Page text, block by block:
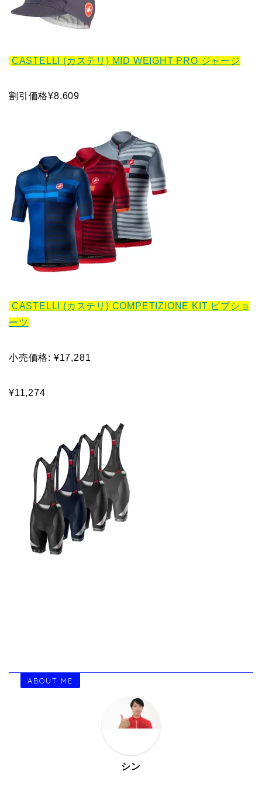
CASTELLI (カステリ) MID WEIGHT PRO ジャージ
割引価格¥8,609
CASTELLI (カステリ) COMPETIZIONE KIT ビブショ
ーツ
小売価格: ¥17,281
¥11,274
ABOUT ME
シン